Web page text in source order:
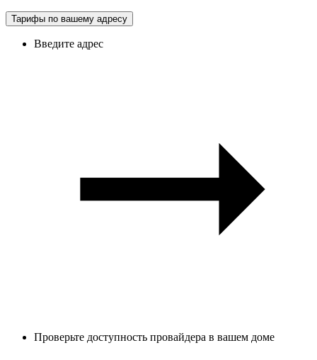
Тарифы по вашему адресу
Введите адрес
Проверьте доступность провайдера в вашем доме